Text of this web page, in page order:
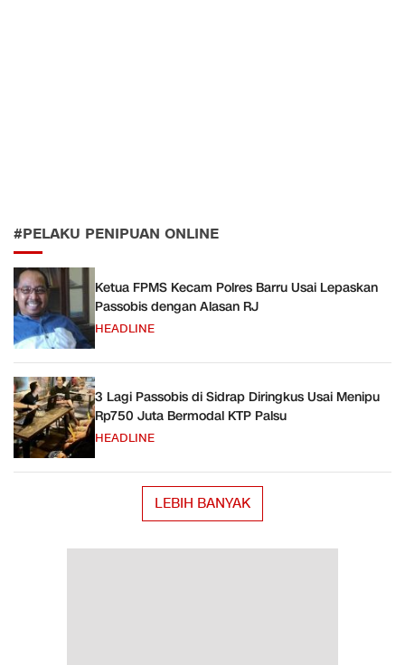
#PELAKU PENIPUAN ONLINE
Ketua FPMS Kecam Polres Barru Usai Lepaskan
Passobis dengan Alasan RJ
HEADLINE
3 Lagi Passobis di Sidrap Diringkus Usai Menipu
Rp750 Juta Bermodal KTP Palsu
HEADLINE
LEBIH BANYAK